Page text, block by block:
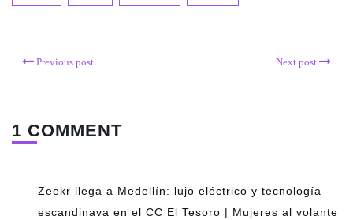
Previous post Next post
1 COMMENT
Zeekr llega a Medellín: lujo eléctrico y tecnología
escandinava en el CC El Tesoro | Mujeres al volante